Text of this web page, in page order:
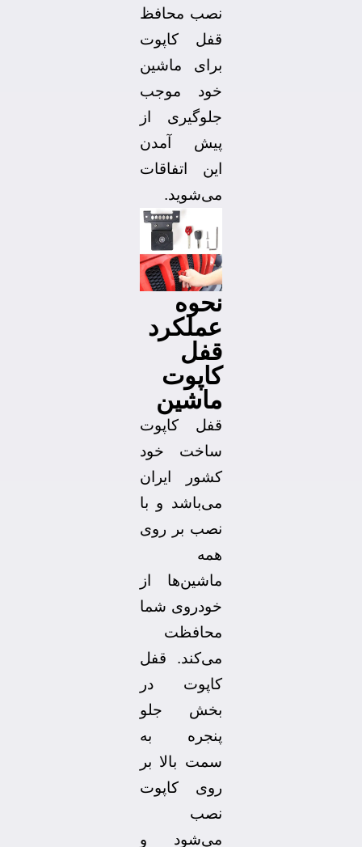
نصب محافظ
قفل کاپوت
برای ماشین
خود موجب
جلوگیری از
پیش آمدن
این اتفاقات
می‌شوید.
نحوه
عملکرد
قفل
کاپوت
ماشین
قفل کاپوت
ساخت خود
کشور ایران
می‌باشد و با
نصب بر روی
همه
ماشین‌ها از
خودروی شما
محافظت
می‌کند. قفل
کاپوت در
بخش جلو
پنجره به
سمت بالا بر
روی کاپوت
نصب
می‌شود و